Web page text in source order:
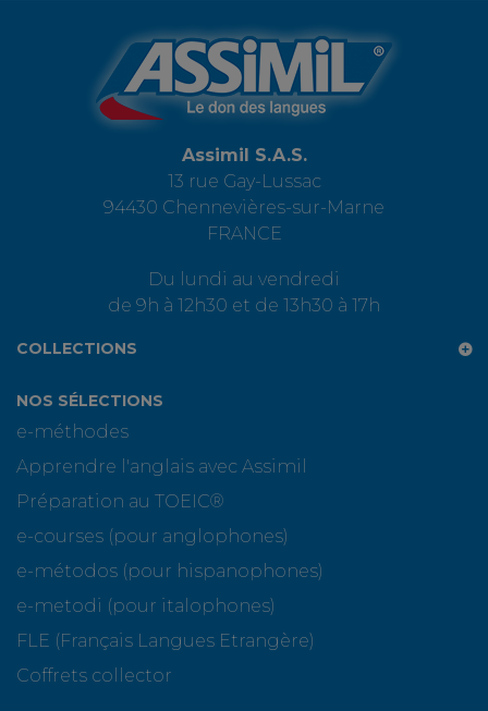
Assimil S.A.S.
13 rue Gay-Lussac
94430 Chennevières-sur-Marne
FRANCE
Du lundi au vendredi
de 9h à 12h30 et de 13h30 à 17h
COLLECTIONS
NOS SÉLECTIONS
e-méthodes
Apprendre l'anglais avec Assimil
Préparation au TOEIC®
e-courses (pour anglophones)
e-métodos (pour hispanophones)
e-metodi (pour italophones)
FLE (Français Langues Etrangère)
Coffrets collector